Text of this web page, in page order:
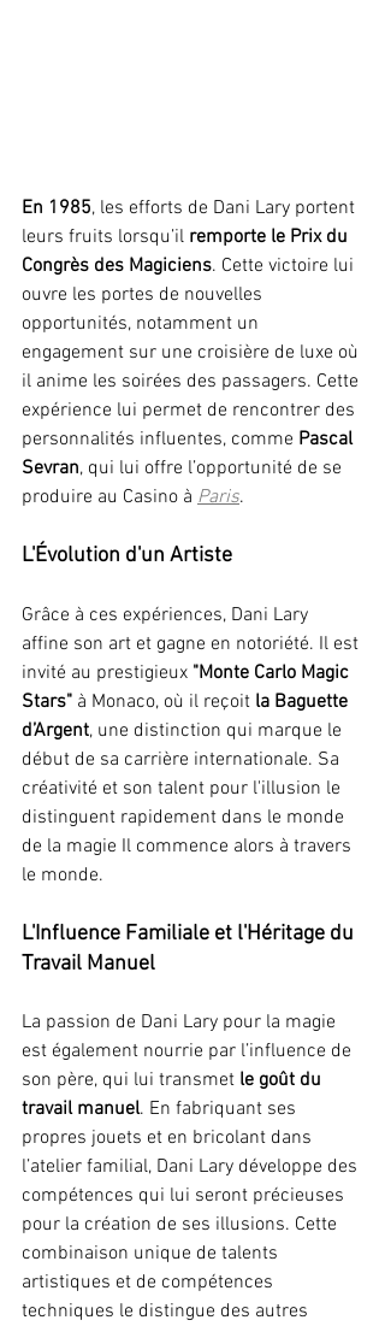
En 1985, les efforts de Dani Lary portent
leurs fruits lorsqu’il remporte le Prix du
Congrès des Magiciens. Cette victoire lui
ouvre les portes de nouvelles
opportunités, notamment un
engagement sur une croisière de luxe où
il anime les soirées des passagers. Cette
expérience lui permet de rencontrer des
personnalités influentes, comme Pascal
Sevran, qui lui offre l’opportunité de se
produire au Casino à Paris.
L'Évolution d'un Artiste
Grâce à ces expériences, Dani Lary
affine son art et gagne en notoriété. Il est
invité au prestigieux "Monte Carlo Magic
Stars" à Monaco, où il reçoit la Baguette
d’Argent, une distinction qui marque le
début de sa carrière internationale. Sa
créativité et son talent pour l'illusion le
distinguent rapidement dans le monde
de la magie Il commence alors à travers
le monde.
L'Influence Familiale et l'Héritage du
Travail Manuel
La passion de Dani Lary pour la magie
est également nourrie par l’influence de
son père, qui lui transmet le goût du
travail manuel. En fabriquant ses
propres jouets et en bricolant dans
l’atelier familial, Dani Lary développe des
compétences qui lui seront précieuses
pour la création de ses illusions. Cette
combinaison unique de talents
artistiques et de compétences
techniques le distingue des autres